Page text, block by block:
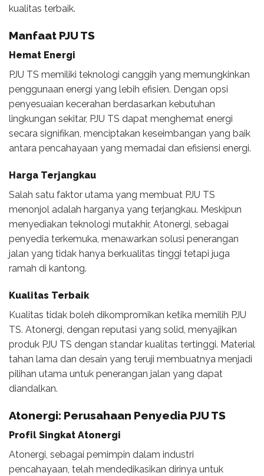
kualitas terbaik.
Manfaat PJU TS
Hemat Energi
PJU TS memiliki teknologi canggih yang memungkinkan
penggunaan energi yang lebih efisien. Dengan opsi
penyesuaian kecerahan berdasarkan kebutuhan
lingkungan sekitar, PJU TS dapat menghemat energi
secara signifikan, menciptakan keseimbangan yang baik
antara pencahayaan yang memadai dan efisiensi energi.
Harga Terjangkau
Salah satu faktor utama yang membuat PJU TS
menonjol adalah harganya yang terjangkau. Meskipun
menyediakan teknologi mutakhir, Atonergi, sebagai
penyedia terkemuka, menawarkan solusi penerangan
jalan yang tidak hanya berkualitas tinggi tetapi juga
ramah di kantong.
Kualitas Terbaik
Kualitas tidak boleh dikompromikan ketika memilih PJU
TS. Atonergi, dengan reputasi yang solid, menyajikan
produk PJU TS dengan standar kualitas tertinggi. Material
tahan lama dan desain yang teruji membuatnya menjadi
pilihan utama untuk penerangan jalan yang dapat
diandalkan.
Atonergi: Perusahaan Penyedia PJU TS
Profil Singkat Atonergi
Atonergi, sebagai pemimpin dalam industri
pencahayaan, telah mendedikasikan dirinya untuk